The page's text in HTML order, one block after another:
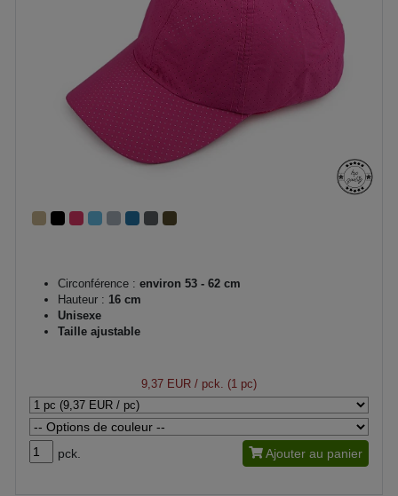
Circonférence : environ 53 - 62 cm
Hauteur : 16 cm
Unisexe
Taille ajustable
9,37 EUR / pck. (1 pc)
pck. Ajouter au panier